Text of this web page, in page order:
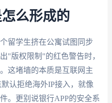
么形成的
留学生挤在公寓试图同步
"版权限制"的红色警告时，
这堵墙的本质是互联网主
认拒绝海外IP接入，就像
。更别说银行APP的安全系